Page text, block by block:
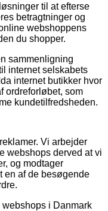
til at efterse
betragtninger og
webshoppens
du shopper.
sammenligning
internet selskabets
internet butikker hvor
ordreforløbet, som
kundetilfredsheden.
Vi arbejder
webshops derved at vi
og modtager
en af de besøgende
i Danmark